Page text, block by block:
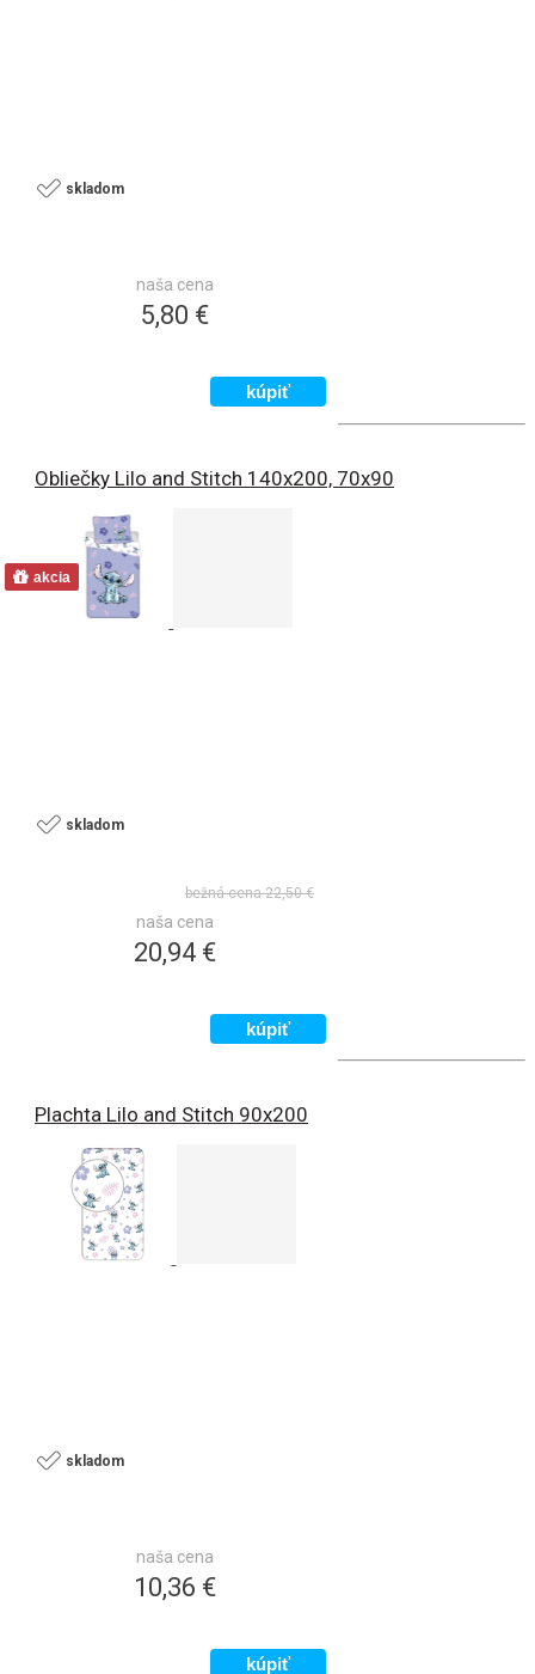
naša cena
5,80 €
skladom
Obliečky Lilo and Stitch 140x200, 70x90
bežná cena22,50 €
naša cena
20,94 €
skladom
akcia
Plachta Lilo and Stitch 90x200
naša cena
10,36 €
skladom